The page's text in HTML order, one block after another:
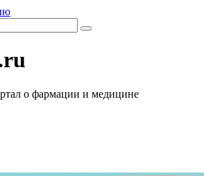
о фармации и медицине